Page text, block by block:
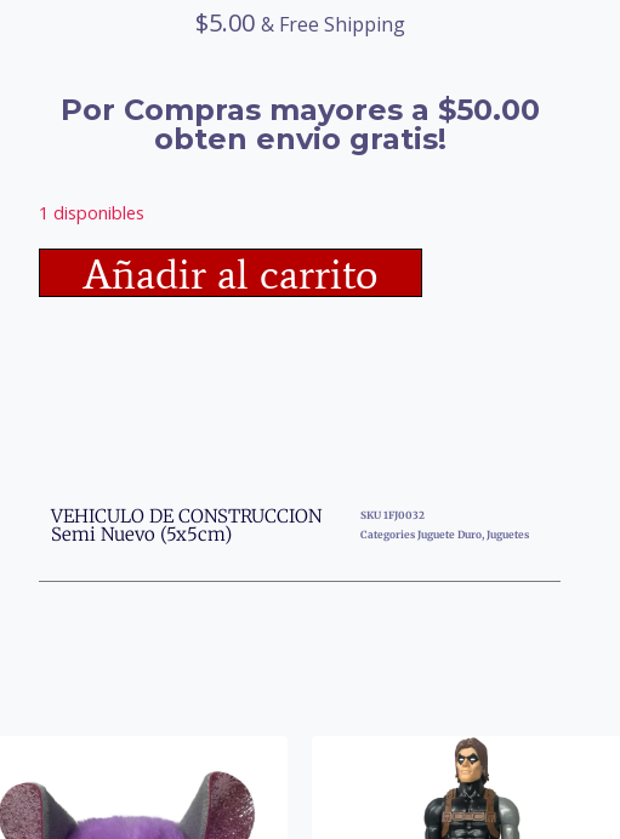
$5.00 & Free Shipping
Por Compras mayores a $50.00
obten envio gratis!
1 disponibles
Añadir al carrito
VEHICULO DE CONSTRUCCION
Semi Nuevo (5x5cm)
SKU 1FJ0032
Categories Juguete Duro, Juguetes